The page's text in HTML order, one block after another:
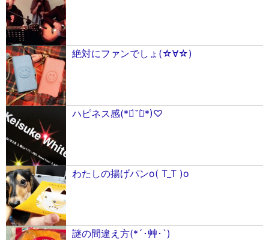
絶対にファンでしょ(☆∀☆)
ハピネス感(*ฅ́˘ฅ̀*)♡
わたしの揚げパンo( T_T )o
謎の間違え方(*´･艸･`)